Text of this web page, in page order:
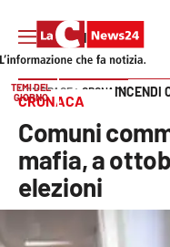
SEZIONI
Cronaca
Politica
Vai
TEMI DEL
GIORNO
INCENDI
HOME PAGE CRONACA
CRONACA
Comuni
mafia, a
elezioni